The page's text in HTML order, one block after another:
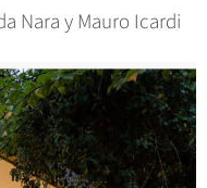
Nara y Mauro Icardi